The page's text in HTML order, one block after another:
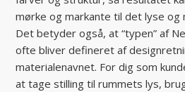
mørke og markante til det lyse og
Det betyder også, at “typen” af
ofte bliver defineret af
materialenavnet. For dig som
at tage stilling til rummets lys,